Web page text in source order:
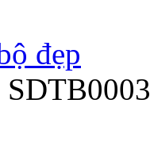
đẹp
SDTB0003